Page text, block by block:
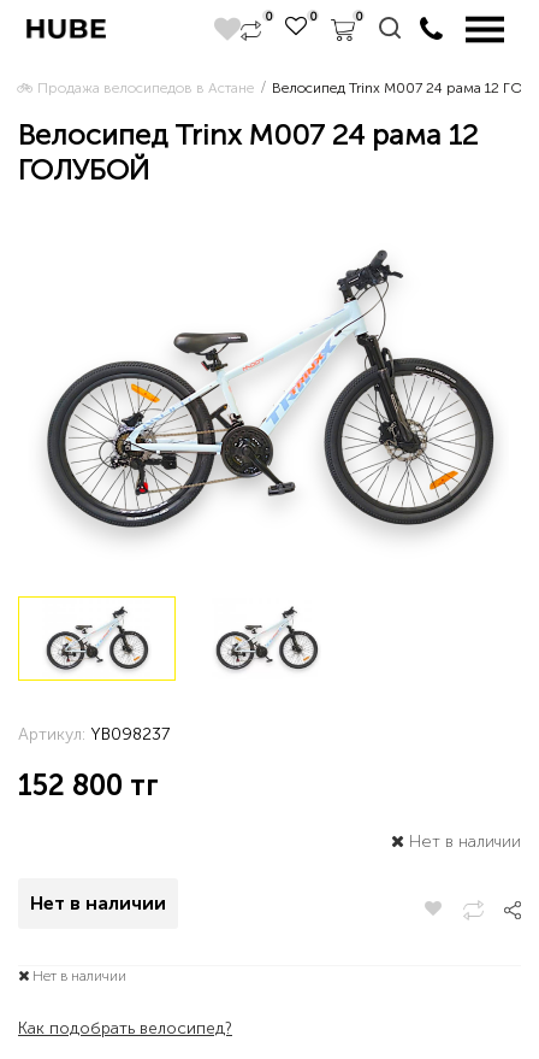
0 0 0
🚲 Продажа велосипедов в Астане Велосипед Trinx M007 24 рама 12
Велосипед Trinx M007 24 рама 12
ГОЛУБОЙ
Артикул: YB098237
152 800 тг
Нет в наличии
Нет в наличии
Нет в наличии
Как подобрать велосипед?